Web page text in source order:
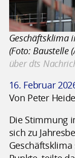
Geschäftsklima
(Foto: Baustelle
über dts
16. Februar
Von Peter
Die Stimmung
sich zu
Geschäftsklima